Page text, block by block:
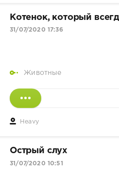
Котенок, который
31/07/2020 17:36
Животные
Heavy
Острый слух
31/07/2020 10:51